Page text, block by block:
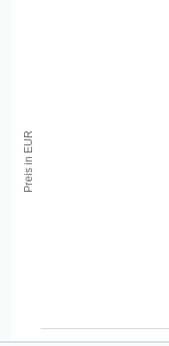
Preis in EUR